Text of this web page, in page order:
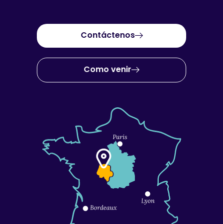
Contáctenos
Como venir